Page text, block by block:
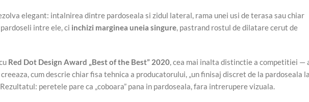
elegant: intalnirea dintre pardoseala si zidul lateral, rama unei usi de terasa sau chiar
intre ele, ci inchizi marginea uneia singure, pastrand rostul de dilatare cerut de
Red Dot Design Award „Best of the Best” 2020, cea mai inalta distinctie a competitiei —
cum descrie chiar fisa tehnica a producatorului, „un finisaj discret de la pardoseala
peretele pare ca „coboara” pana in pardoseala, fara intrerupere vizuala.